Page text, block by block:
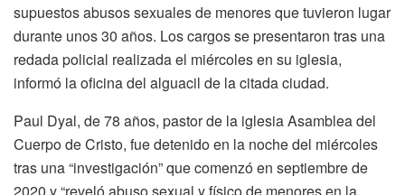
supuestos abusos sexuales de menores que tuvieron lugar
durante unos 30 años. Los cargos se presentaron tras una
redada policial realizada el miércoles en su iglesia,
informó la oficina del alguacil de la citada ciudad.
Paul Dyal, de 78 años, pastor de la iglesia Asamblea del
Cuerpo de Cristo, fue detenido en la noche del miércoles
tras una “investigación” que comenzó en septiembre de
2020 y “reveló abuso sexual y físico de menores en la